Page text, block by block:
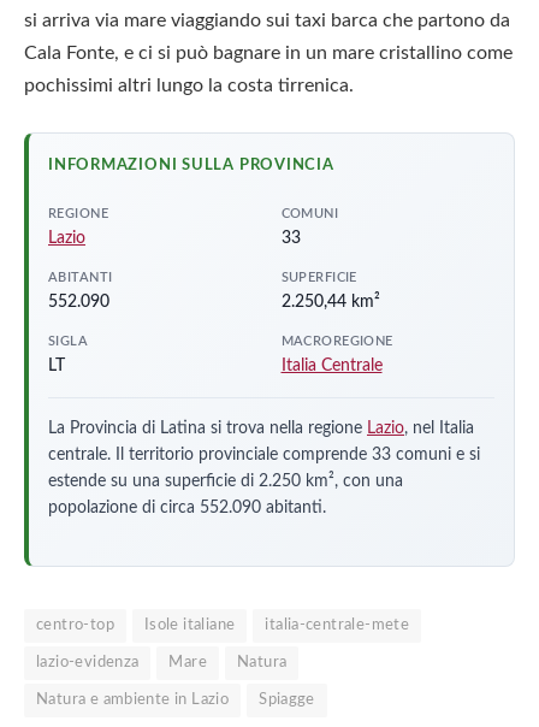
si arriva via mare viaggiando sui taxi barca che partono da
Cala Fonte, e ci si può bagnare in un mare cristallino come
pochissimi altri lungo la costa tirrenica.
INFORMAZIONI SULLA PROVINCIA
REGIONE
Lazio
COMUNI
33
ABITANTI
552.090
SUPERFICIE
2.250,44 km²
SIGLA
LT
MACROREGIONE
Italia Centrale
La Provincia di Latina si trova nella regione Lazio, nel Italia
centrale. Il territorio provinciale comprende 33 comuni e si
estende su una superficie di 2.250 km², con una
popolazione di circa 552.090 abitanti.
centro-top Isole italiane italia-centrale-mete
lazio-evidenza Mare Natura
Natura e ambiente in Lazio Spiagge